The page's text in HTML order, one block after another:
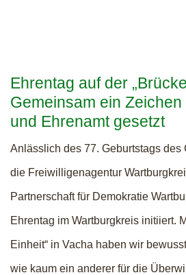
Ehrentag auf der
Gemeinsam ein
und Ehrenamt gesetzt
Anlässlich des 77. Geburtstags des
die Freiwilligenagentur
Partnerschaft für Demokratie
Ehrentag im Wartburgkreis initiiert.
Einheit“ in Vacha haben wir
wie kaum ein anderer für die